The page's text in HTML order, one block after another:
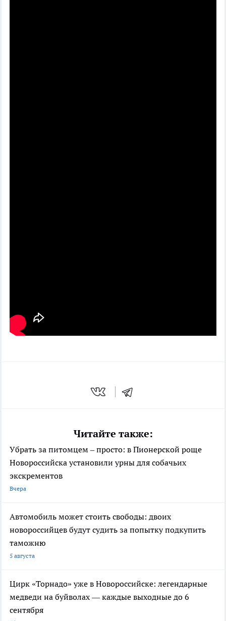
Читайте также:
Убрать за питомцем – просто: в Пионерской роще
Новороссийска установили урны для собачьих
экскрементов
Вчера
Автомобиль может стоить свободы: двоих
новороссийцев будут судить за попытку подкупить
таможню
5 августа
Цирк «Торнадо» уже в Новороссийске: легендарные
медведи на буйволах — каждые выходные до 6
сентября